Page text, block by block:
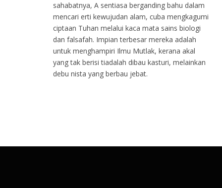
sahabatnya, A sentiasa berganding bahu dalam
mencari erti kewujudan alam, cuba mengkagumi
ciptaan Tuhan melalui kaca mata sains biologi
dan falsafah. Impian terbesar mereka adalah
untuk menghampiri Ilmu Mutlak, kerana akal
yang tak berisi tiadalah dibau kasturi, melainkan
debu nista yang berbau jebat.